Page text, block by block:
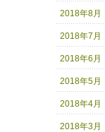
2018年8月
2018年7月
2018年6月
2018年5月
2018年4月
2018年3月